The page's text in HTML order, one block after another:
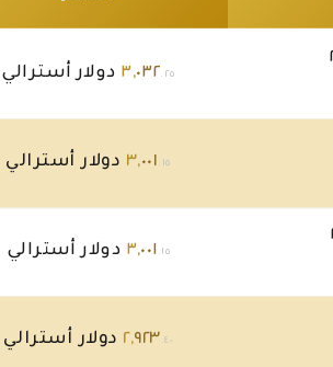
٣,٠٣٢.٢٥ دولار أسترالي
٣,٠٠١.١٥ دولار أسترالي
٣,٠٠١.١٥ دولار أسترالي
٢,٩٢٣.٤٠ دولار أسترالي